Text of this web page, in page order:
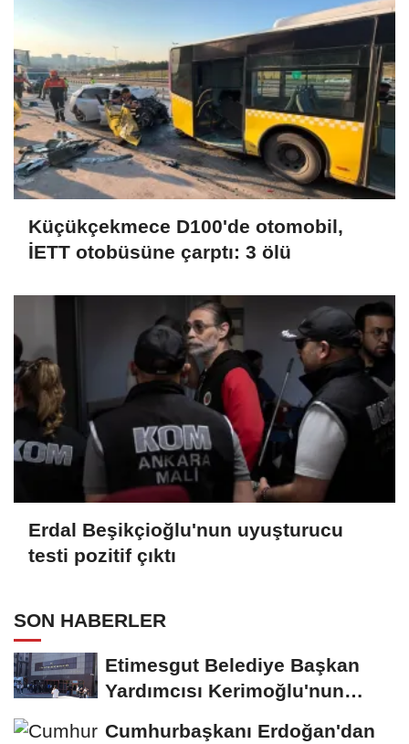
Küçükçekmece D100'de otomobil,
İETT otobüsüne çarptı: 3 ölü
Erdal Beşikçioğlu'nun uyuşturucu
testi pozitif çıktı
SON HABERLER
Etimesgut Belediye Başkan
Yardımcısı Kerimoğlu'nun
Cumhurbaşkanı Erdoğan'dan